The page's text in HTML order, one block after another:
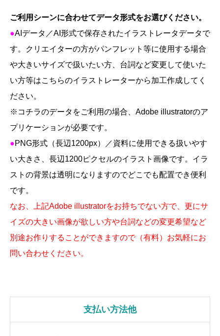
個
ご利用シーンに合わせてデータ形式をお選びください。
●AI データ／AI 形式で保存されたイラストレータデータで
す。クリエイターの方がパンフレット等に使用する場合
や大きいサイズで扱いたい方、台詞など変更して使いた
い方等はこちらのイラストレーターから加工作成してく
ださい。
※ コチラのデータをご利用の場合、 Adobe illustratorのア
プリケーションが必要です。
●PNG形式（長辺1200px）／資料に使用できる扱いやす
い大きさ、長辺 1200ピクセルのイラスト画像です。 イラ
ストの背景は透明になりますのでどこでも配置でき便利
です。
なお、上記Adobe illustratorをお持ちでない方で、更にサ
イズの大きい画像が欲しい方や台詞などの変更希望など
別途お作りすることができますので（有料）お気軽にお
問い合わせください。
支払い方法他